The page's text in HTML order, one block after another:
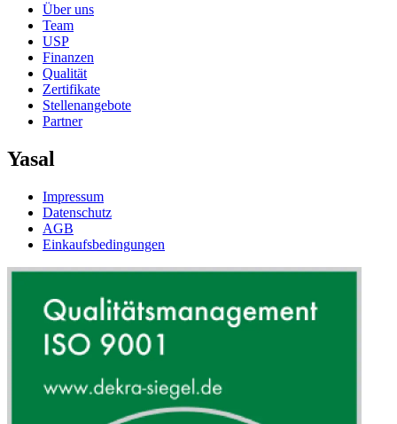
Über uns
Team
USP
Finanzen
Qualität
Zertifikate
Stellenangebote
Partner
Yasal
Impressum
Datenschutz
AGB
Einkaufsbedingungen